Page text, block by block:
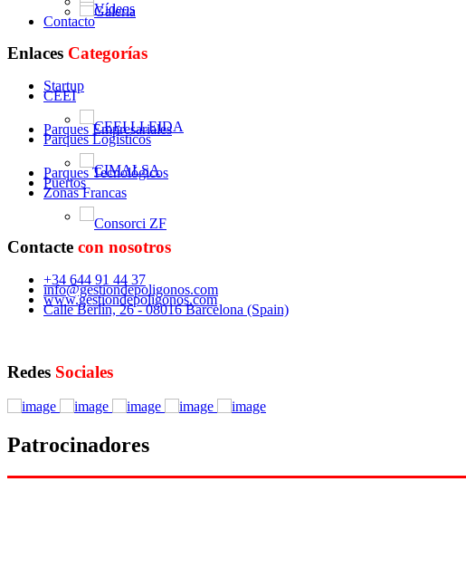
Vídeos
Galeria
Contacto
Enlaces Categorías
Startup
CEEI
CEEI LLEIDA
Parques Empresariales
Parques Logísticos
CIMALSA
Parques Tecnológicos
Puertos
Zonas Francas
Consorci ZF
Contacte con nosotros
+34 644 91 44 37
info@gestiondepoligonos.com
www.gestiondepoligonos.com
Calle Berlín, 26 - 08016 Barcelona (Spain)
Redes Sociales
Patrocinadores